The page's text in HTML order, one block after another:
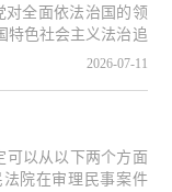
解释（一）》《建
对全面依法治国的领
特色社会主义法治追
持在法治轨道上全面
持全面推进科学立
素质法治工作队伍。
2026-07-11
可以从以下两个方面
院在审理民事案件